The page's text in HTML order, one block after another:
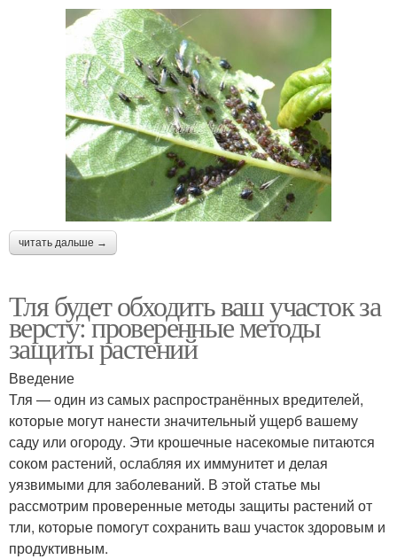
читать дальше →
Тля будет обходить ваш участок за
версту: проверенные методы
защиты растений
Введение
Тля — один из самых распространённых вредителей,
которые могут нанести значительный ущерб вашему
саду или огороду. Эти крошечные насекомые питаются
соком растений, ослабляя их иммунитет и делая
уязвимыми для заболеваний. В этой статье мы
рассмотрим проверенные методы защиты растений от
тли, которые помогут сохранить ваш участок здоровым и
продуктивным.